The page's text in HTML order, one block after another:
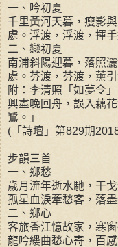
一、吟初夏
千里黃河天暮，瘦影
處。浮渡，浮渡，揮
二、戀初夏
南浦斜陽迎暮，落照
處。芬渡，芬渡，薰
附：李清照「如夢令
興盡晚回舟，誤入藕
鷺。」
(「詩壇」第829期
步韻三首
一、鄉愁
歲月流年逝水馳，干
孤星血淚牽愁客，落
二、鄉心
客旅香江憶故家，寒
龍吟縷曲愁心寄，百